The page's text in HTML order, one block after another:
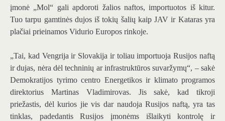
įmonė „Mol“ gali apdoroti žalios naftos, importuotos iš kitur.
Tuo tarpu gamtinės dujos iš tokių šalių kaip JAV ir Kataras yra
plačiai prieinamos Vidurio Europos rinkoje.
„Tai, kad Vengrija ir Slovakija ir toliau importuoja Rusijos naftą
ir dujas, nėra dėl techninių ar infrastruktūros suvaržymų“, – sakė
Demokratijos tyrimo centro Energetikos ir klimato programos
direktorius Martinas Vladimirovas. Jis sakė, kad tikroji
priežastis, dėl kurios jie vis dar naudoja Rusijos naftą, yra tas
tinklas, padedantis Rusijos įmonėms išlaikyti kontrolę ir